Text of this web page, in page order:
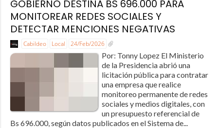
GOBIERNO DESTINA BS 696.000 PARA
MONITOREAR REDES SOCIALES Y
DETECTAR MENCIONES NEGATIVAS
Cabildeo Local 24/Feb/2026
Por: Tonny Lopez El Ministerio
de la Presidencia abrió una
licitación pública para contratar
una empresa que realice
monitoreo permanente de redes
sociales y medios digitales, con
un presupuesto referencial de
Bs 696.000, según datos publicados en el Sistema de...